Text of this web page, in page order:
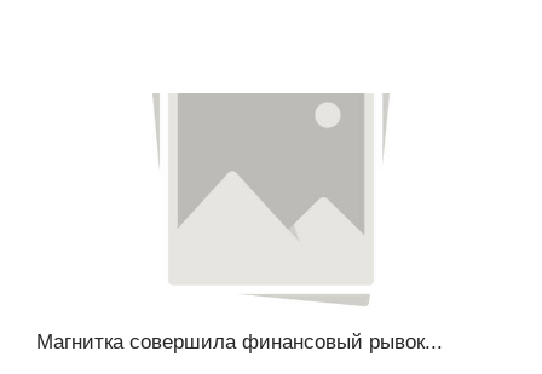
Магнитка совершила финансовый рывок...